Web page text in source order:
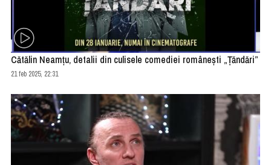
Cătălin Neamțu, detalii din culisele comediei românești „Țăndări”
21 feb 2025, 22:31